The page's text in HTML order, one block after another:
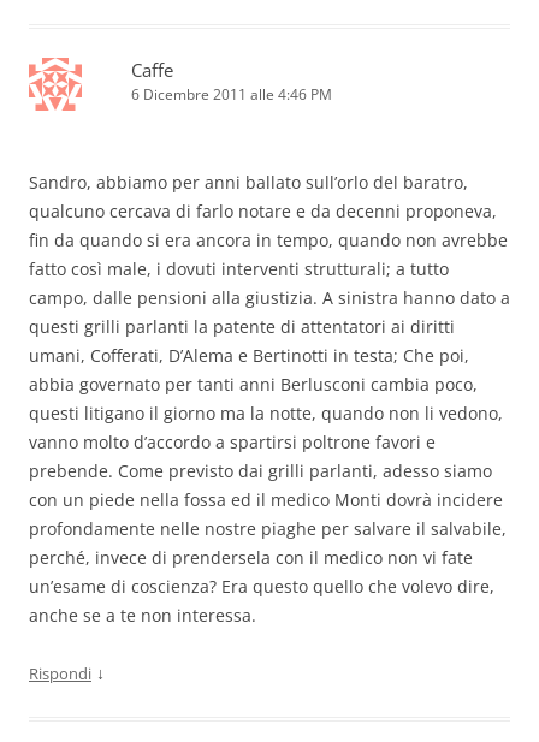
Caffe
6 Dicembre 2011 alle 4:46 PM
Sandro, abbiamo per anni ballato sull’orlo del baratro,
qualcuno cercava di farlo notare e da decenni proponeva,
fin da quando si era ancora in tempo, quando non avrebbe
fatto così male, i dovuti interventi strutturali; a tutto
campo, dalle pensioni alla giustizia. A sinistra hanno dato a
questi grilli parlanti la patente di attentatori ai diritti
umani, Cofferati, D’Alema e Bertinotti in testa; Che poi,
abbia governato per tanti anni Berlusconi cambia poco,
questi litigano il giorno ma la notte, quando non li vedono,
vanno molto d’accordo a spartirsi poltrone favori e
prebende. Come previsto dai grilli parlanti, adesso siamo
con un piede nella fossa ed il medico Monti dovrà incidere
profondamente nelle nostre piaghe per salvare il salvabile,
perché, invece di prendersela con il medico non vi fate
un’esame di coscienza? Era questo quello che volevo dire,
anche se a te non interessa.
Rispondi ↓